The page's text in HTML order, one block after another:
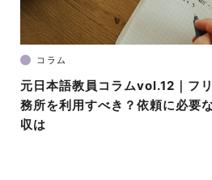
コラム
元日本語教員コラムvol.12｜フ
務所を利用すべき？依頼に必要
収は